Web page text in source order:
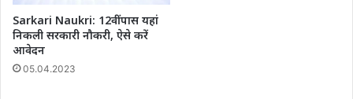
Sarkari Naukri: 12वीं पास यहां
निकली सरकारी नौकरी, ऐसे करें
आवेदन
05.04.2023